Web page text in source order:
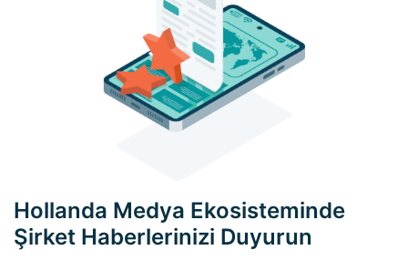
Hollanda Medya Ekosisteminde
Şirket Haberlerinizi Duyurun